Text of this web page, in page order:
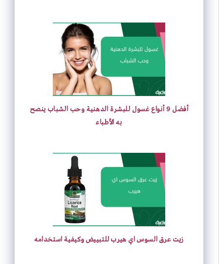
أفضل 9 أنواع غسول للبشرة الدهنية وحب الشباب ينصح
به الأطباء
زيت عرق السوس اي هيرب للتبييض وكيفية استخدامه